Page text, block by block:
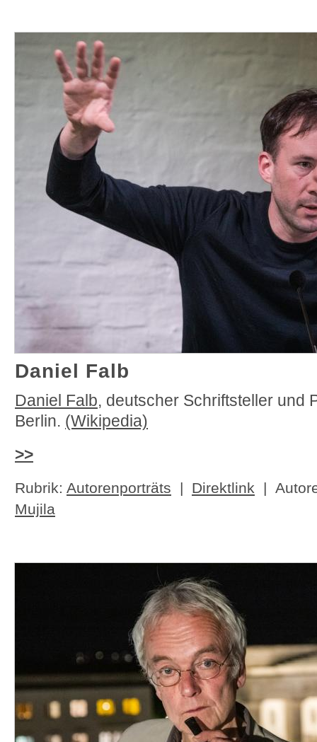
Daniel Falb
Daniel Falb, deutscher Schriftsteller und
Berlin. (Wikipedia)
>>
Rubrik: Autorenporträts | Direktlink |
Mujila